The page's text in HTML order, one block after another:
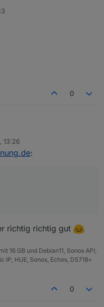
^^
0
13:26
:
richtig richtig gut
16 GB und Debian11, Sonos API,
IP, HUE, Sonos, Echos, DS718+
0